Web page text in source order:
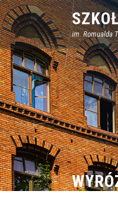
Skip
to
content
im. Romualda